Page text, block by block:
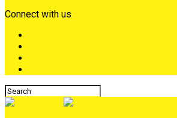
Connect with us